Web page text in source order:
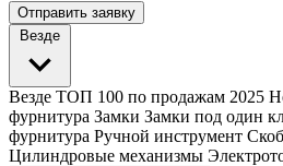
Отправить заявку
Везде
Везде ТОП 100 по продажам 2025
фурнитура Замки Замки под один
фурнитура Ручной инструмент
Цилиндровые механизмы